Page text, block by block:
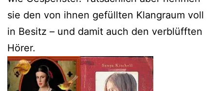
sie den von ihnen gefüllten Klangraum voll
in Besitz – und damit auch den verblüfften
Hörer.